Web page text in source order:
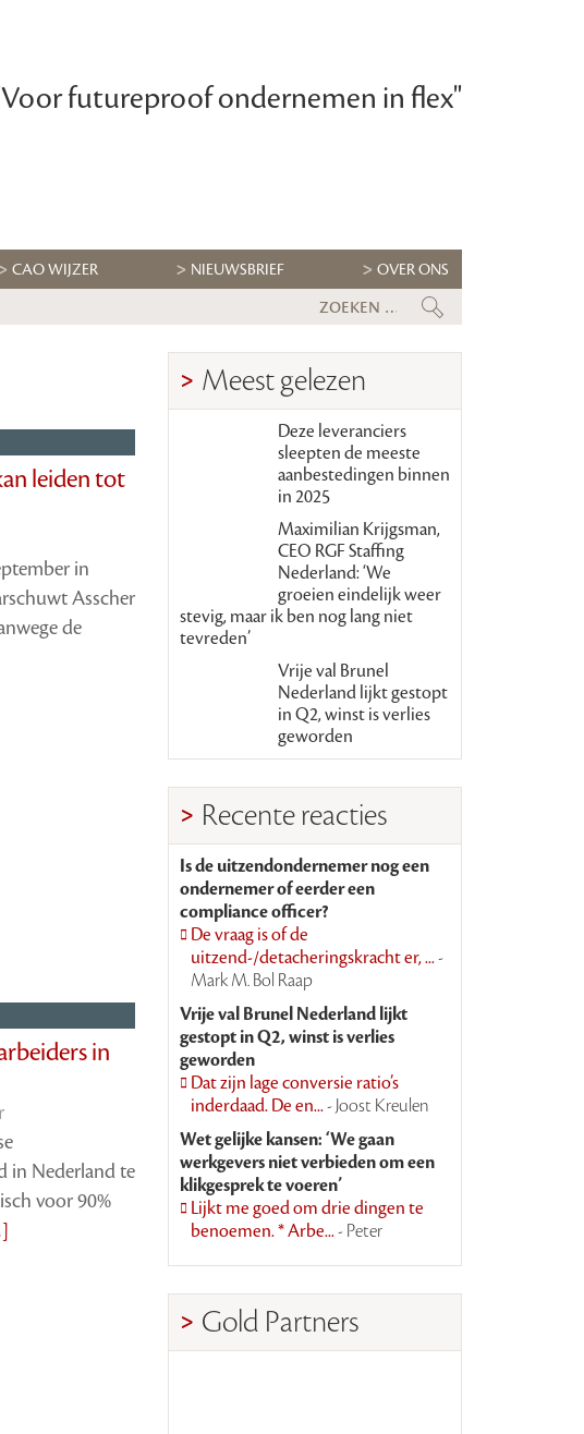
futureproof ondernemen in flex"
CAO WIJZER NIEUWSBRIEF OVER ONS
Eerste Kamer stemt in met wet
leiden tot
in
Asscher
de
in
in Nederland te
voor 90%
Meest gelezen
Deze leveranciers
sleepten de meeste
aanbestedingen binnen
in 2025
Maximilian Krijgsman,
CEO RGF Staffing
Nederland: ‘We
groeien eindelijk weer
stevig, maar ik ben nog lang niet
tevreden’
Vrije val Brunel
Nederland lijkt gestopt
in Q2, winst is verlies
geworden
Recente reacties
Is de uitzendondernemer nog een
ondernemer of eerder een
compliance officer?
De vraag is of de
uitzend-/detacheringskracht er, ...-
Mark M. Bol Raap
Vrije val Brunel Nederland lijkt
gestopt in Q2, winst is verlies
geworden
Dat zijn lage conversie ratio’s
inderdaad. De en...- Joost Kreulen
Wet gelijke kansen: ‘We gaan
werkgevers niet verbieden om een
klikgesprek te voeren’
Lijkt me goed om drie dingen te
benoemen. * Arbe...- Peter
Gold Partners